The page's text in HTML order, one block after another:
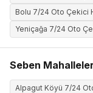
Bolu 7/24 Oto Çekici
Yeniçağa 7/24 Oto
Seben
Alpagut Köyü 7/24